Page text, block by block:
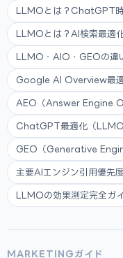
LLMOとは？ChatGPT時
LLMOとは？AI検索最適
LLMO・AIO・GEOの違
Google AI Overview最
AEO（Answer Engine
ChatGPT最適化（
GEO（Generative
主要AIエンジン引用優先
LLMOの効果測定完全ガ
MARKETINGガイド